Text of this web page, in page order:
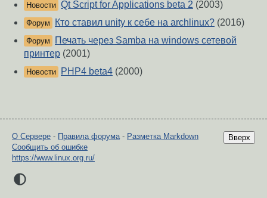
Новости Qt Script for Applications beta 2 (2003)
Форум Кто ставил unity к себе на archlinux? (2016)
Форум
Печать через Samba на windows сетевой
принтер (2001)
Новости PHP4 beta4 (2000)
Вверх
О Сервере - Правила форума- Разметка Markdown
Сообщить об ошибке
https://www.linux.org.ru/